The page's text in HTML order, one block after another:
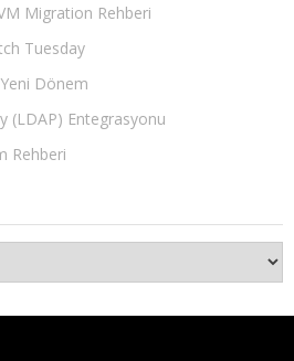
Migration Rehberi
Tuesday
Dönem
(LDAP) Entegrasyonu
Rehberi